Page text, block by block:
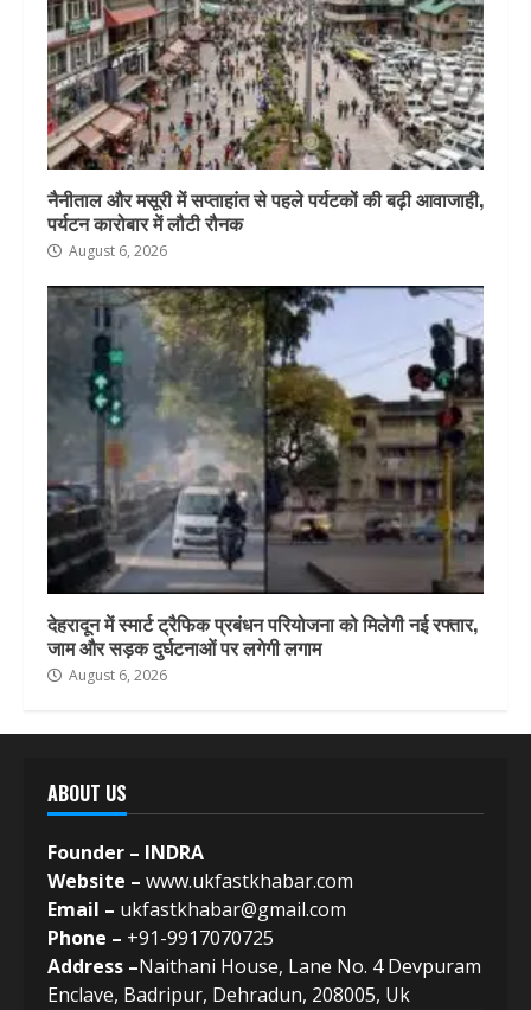
नैनीताल और मसूरी में सप्ताहांत से पहले पर्यटकों की बढ़ी आवाजाही,
पर्यटन कारोबार में लौटी रौनक
August 6, 2026
देहरादून में स्मार्ट ट्रैफिक प्रबंधन परियोजना को मिलेगी नई रफ्तार,
जाम और सड़क दुर्घटनाओं पर लगेगी लगाम
August 6, 2026
ABOUT US
Founder – INDRA
Website – www.ukfastkhabar.com
Email – ukfastkhabar@gmail.com
Phone – +91-9917070725
Address –Naithani House, Lane No. 4 Devpuram
Enclave, Badripur, Dehradun, 208005, Uk